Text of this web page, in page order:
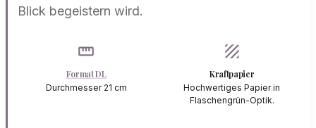
Blick begeistern wird.
straighten
Format DL
Durchmesser 21 cm
texture
Kraftpapier
Hochwertiges Papier in
Flaschengrün-Optik.